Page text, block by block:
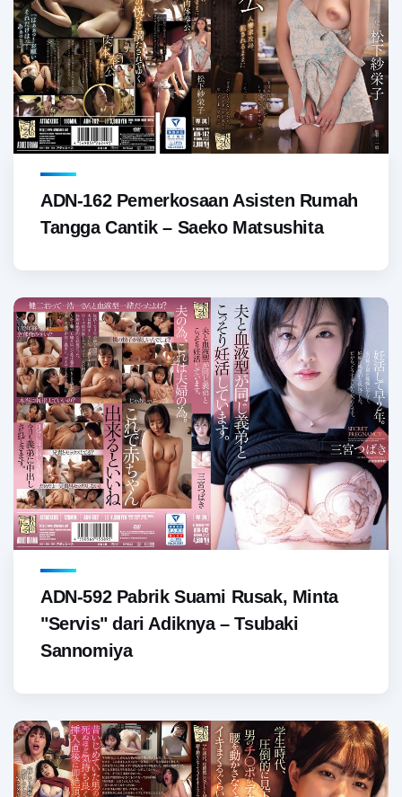
ADN-162 Pemerkosaan Asisten Rumah
Tangga Cantik – Saeko Matsushita
ADN-592 Pabrik Suami Rusak, Minta
"Servis" dari Adiknya – Tsubaki
Sannomiya